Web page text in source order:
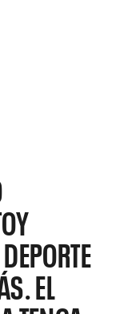
EL